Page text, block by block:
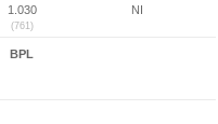
1.030
(761)
NI
BPL